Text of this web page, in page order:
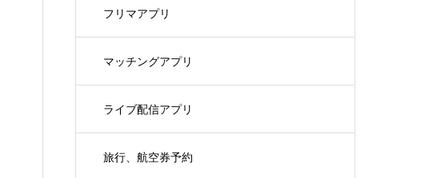
フリマアプリ
マッチングアプリ
ライブ配信アプリ
旅行、航空券予約